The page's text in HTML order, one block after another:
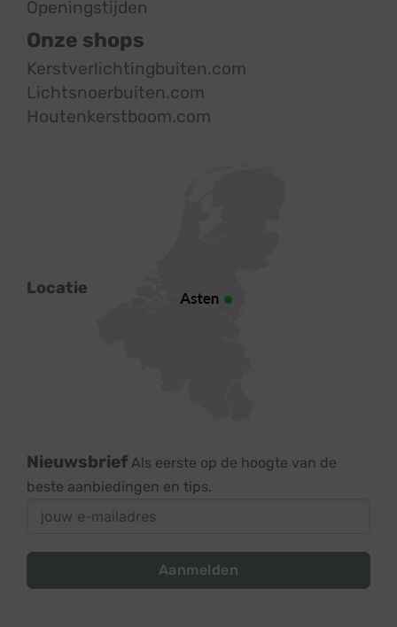
Openingstijden
Onze shops
Kerstverlichtingbuiten.com
Lichtsnoerbuiten.com
Houtenkerstboom.com
Locatie
Nieuwsbrief Als eerste op de hoogte van de
beste aanbiedingen en tips.
Aanmelden